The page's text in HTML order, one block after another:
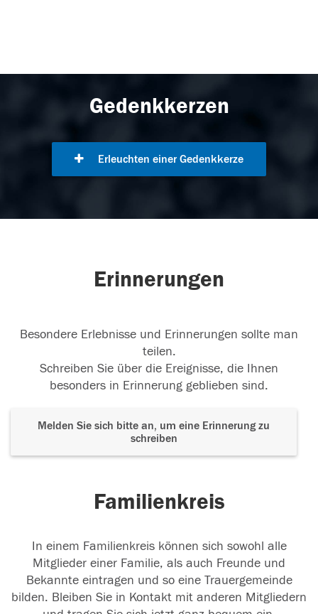
Gedenkkerzen
Erleuchten einer Gedenkkerze
Erinnerungen
Besondere Erlebnisse und Erinnerungen sollte man
teilen.
Schreiben Sie über die Ereignisse, die Ihnen
besonders in Erinnerung geblieben sind.
Melden Sie sich bitte an, um eine Erinnerung zu
schreiben
Familienkreis
In einem Familienkreis können sich sowohl alle
Mitglieder einer Familie, als auch Freunde und
Bekannte eintragen und so eine Trauergemeinde
bilden. Bleiben Sie in Kontakt mit anderen Mitgliedern